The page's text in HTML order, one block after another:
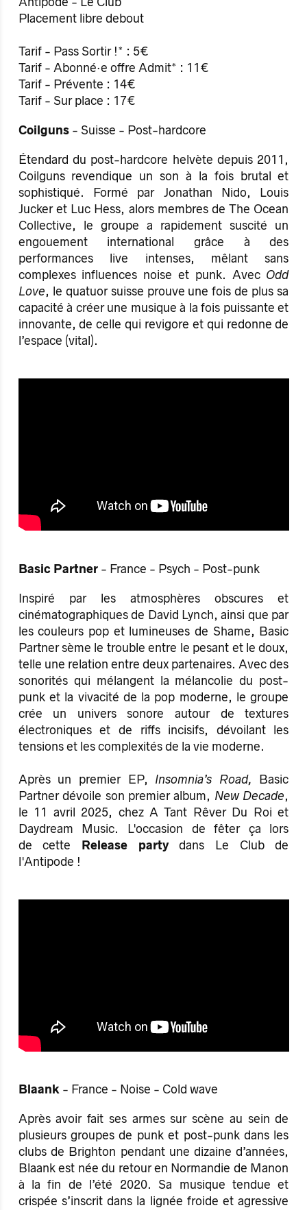
Placement libre debout
Tarif - Pass Sortir !* : 5€
Tarif - Abonné·e offre Admit* : 11€
Tarif - Prévente : 14€
Tarif - Sur place : 17€
Coilguns- Suisse - Post-hardcore
Étendard du post-hardcore helvète depuis 2011,
Coilguns revendique un son à la fois brutal et
sophistiqué. Formé par Jonathan Nido, Louis
Jucker et Luc Hess, alors membres de The Ocean
Collective, le groupe a rapidement suscité un
engouement international grâce à des
performances live intenses, mêlant sans
complexes influences noise et punk. Avec Odd
Love, le quatuor suisse prouve une fois de plus sa
capacité à créer une musique à la fois puissante et
innovante, de celle qui revigore et qui redonne de
l’espace (vital).
Basic Partner - France - Psych - Post-punk
Inspiré par les atmosphères obscures et
cinématographiques de David Lynch, ainsi que par
les couleurs pop et lumineuses de Shame, Basic
Partner sème le trouble entre le pesant et le doux,
telle une relation entre deux partenaires. Avec des
sonorités qui mélangent la mélancolie du post-
punk et la vivacité de la pop moderne, le groupe
crée un univers sonore autour de textures
électroniques et de riffs incisifs, dévoilant les
tensions et les complexités de la vie moderne.
Après un premier EP, Insomnia’s Road, Basic
Partner dévoile son premier album, New Decade,
le 11 avril 2025, chez A Tant Rêver Du Roi et
Daydream Music. L'occasion de fêter ça lors
de cette Release partydans Le Club de
l'Antipode !
Blaank - France - Noise - Cold wave
Après avoir fait ses armes sur scène au sein de
plusieurs groupes de punk et post-punk dans les
clubs de Brighton pendant une dizaine d’années,
Blaank est née du retour en Normandie de Manon
à la fin de l’été 2020. Sa musique tendue et
crispée s’inscrit dans la lignée froide et agressive